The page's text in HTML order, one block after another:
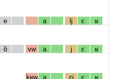
e a lj ɛː ʁ
ɑ̃ vw a j ɛː ʁ
kʁw a zj ɛː ʁ